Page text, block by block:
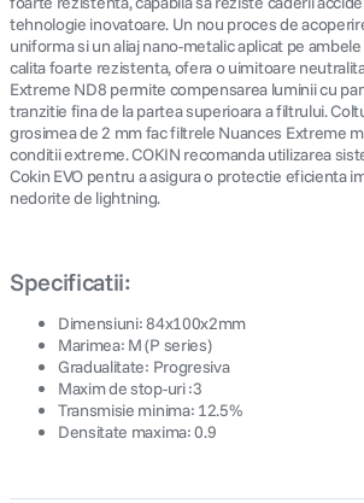
tehnologie inovatoare. Un nou proces de
uniforma si un aliaj nano-metalic aplicat pe
calita foarte rezistenta, ofera o uimitoare
Extreme ND8 permite compensarea luminii cu
tranzitie fina de la partea superioara a filtrului.
grosimea de 2 mm fac filtrele Nuances Extreme
conditii extreme. COKIN recomanda utilizarea
Cokin EVO pentru a asigura o protectie eficienta
nedorite de lightning.
Specificatii:
Dimensiuni: 84x100x2mm
Marimea: M (P series)
Gradualitate: Progresiva
Maxim de stop-uri :3
Transmisie minima: 12.5%
Densitate maxima: 0.9